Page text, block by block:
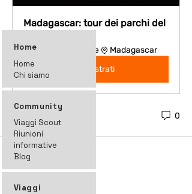
Madagascar: tour dei parchi del
Orario da definire
Madagascar
Registrati
0
Home
Home
Chi siamo
Community
Viaggi Scout
Riunioni
informative
Blog
Viaggi